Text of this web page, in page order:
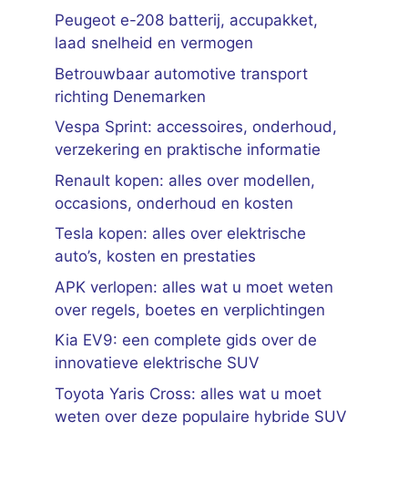
Peugeot e-208 batterij, accupakket,
laad snelheid en vermogen
Betrouwbaar automotive transport
richting Denemarken
Vespa Sprint: accessoires, onderhoud,
verzekering en praktische informatie
Renault kopen: alles over modellen,
occasions, onderhoud en kosten
Tesla kopen: alles over elektrische
auto’s, kosten en prestaties
APK verlopen: alles wat u moet weten
over regels, boetes en verplichtingen
Kia EV9: een complete gids over de
innovatieve elektrische SUV
Toyota Yaris Cross: alles wat u moet
weten over deze populaire hybride SUV